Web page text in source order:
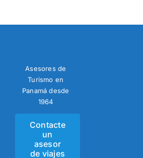
Asesores de
Turismo en
Panamá desde
1964
Contacte
un
asesor
de viajes